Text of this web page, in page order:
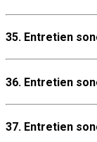
35. Entretien
36. Entretien
37. Entretien